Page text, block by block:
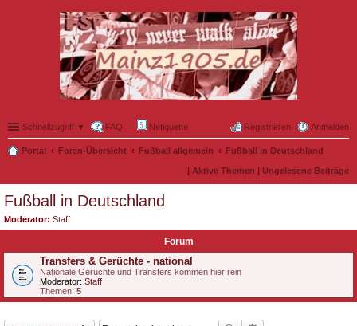
Schnellzugriff ▼ FAQ Netiquette Anmelden
Registrieren
Portal Foren-Übersicht Fußball allgemein Fußball in Deutschland
| Aktive Themen | Ungelesene Beiträge
Fußball in Deutschland
Moderator: Staff
Forum
Transfers & Gerüchte - national
Nationale Gerüchte und Transfers kommen hier rein
Moderator: Staff
Themen: 5